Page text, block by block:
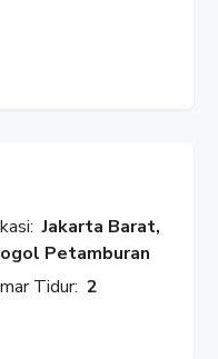
Jakarta Barat,
Petamburan
Tidur: 2